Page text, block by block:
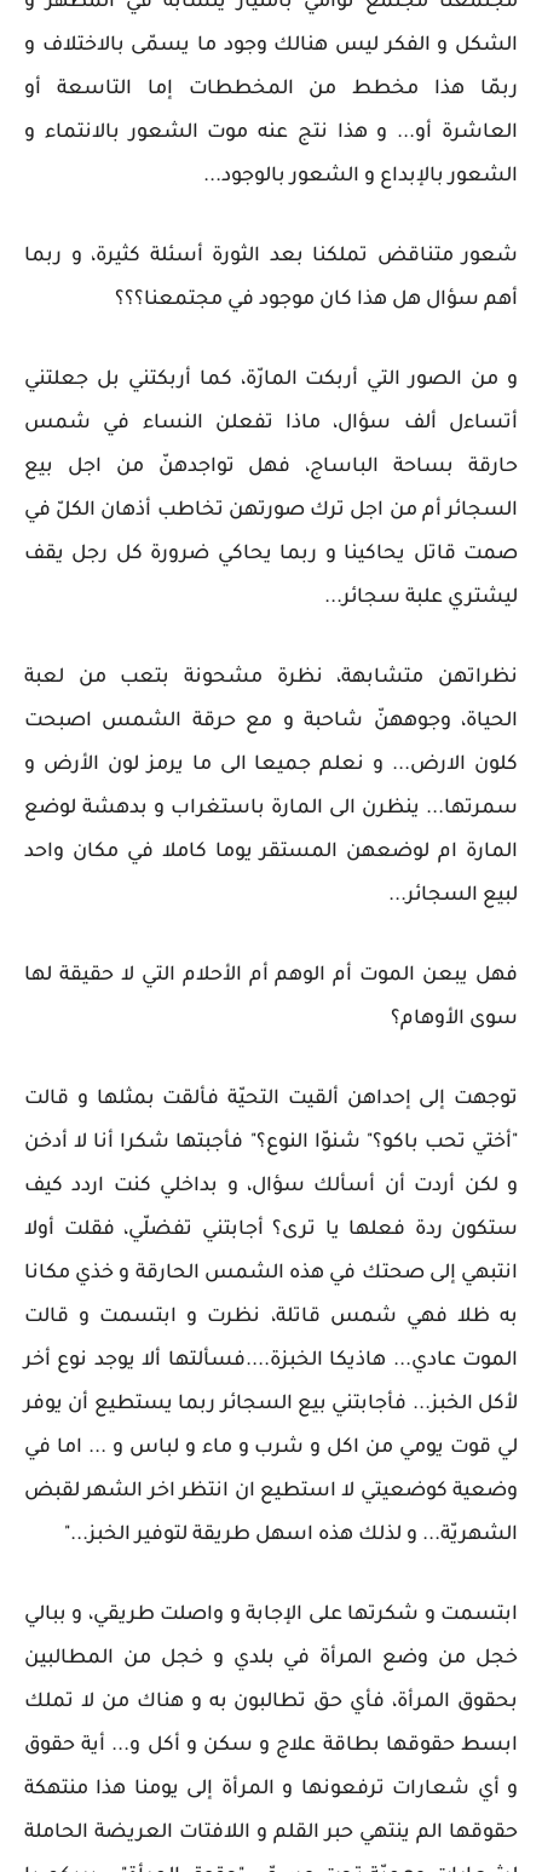
الشكل و الفكر ليس هنالك وجود ما يسمّى بالاختلاف و
ربمّا هذا مخطط من المخططات إما التاسعة أو
العاشرة أو... و هذا نتج عنه موت الشعور بالانتماء و
الشعور بالإبداع و الشعور بالوجود...
شعور متناقض تملكنا بعد الثورة أسئلة كثيرة، و ربما
أهم سؤال هل هذا كان موجود في مجتمعنا؟؟؟
و من الصور التي أربكت المارّة، كما أربكتني بل جعلتني
أتساءل ألف سؤال، ماذا تفعلن النساء في شمس
حارقة بساحة الباساج، فهل تواجدهنّ من اجل بيع
السجائر أم من اجل ترك صورتهن تخاطب أذهان الكلّ في
صمت قاتل يحاكينا و ربما يحاكي ضرورة كل رجل يقف
ليشتري علبة سجائر...
نظراتهن متشابهة، نظرة مشحونة بتعب من لعبة
الحياة، وجوههنّ شاحبة و مع حرقة الشمس اصبحت
كلون الارض... و نعلم جميعا الى ما يرمز لون الأرض و
سمرتها... ينظرن الى المارة باستغراب و بدهشة لوضع
المارة ام لوضعهن المستقر يوما كاملا في مكان واحد
لبيع السجائر...
فهل يبعن الموت أم الوهم أم الأحلام التي لا حقيقة لها
سوى الأوهام؟
توجهت إلى إحداهن ألقيت التحيّة فألقت بمثلها و قالت
"أختي تحب باكو؟" شنوّا النوع؟" فأجبتها شكرا أنا لا أدخن
و لكن أردت أن أسألك سؤال، و بداخلي كنت اردد كيف
ستكون ردة فعلها يا ترى؟ أجابتني تفضلّي، فقلت أولا
انتبهي إلى صحتك في هذه الشمس الحارقة و خذي مكانا
به ظلا فهي شمس قاتلة، نظرت و ابتسمت و قالت
الموت عادي... هاذيكا الخبزة....فسألتها ألا يوجد نوع أخر
لأكل الخبز... فأجابتني بيع السجائر ربما يستطيع أن يوفر
لي قوت يومي من اكل و شرب و ماء و لباس و ... اما في
وضعية كوضعيتي لا استطيع ان انتظر اخر الشهر لقبض
الشهريّة... و لذلك هذه اسهل طريقة لتوفير الخبز..."
ابتسمت و شكرتها على الإجابة و واصلت طريقي، و ببالي
خجل من وضع المرأة في بلدي و خجل من المطالبين
بحقوق المرأة، فأي حق تطالبون به و هناك من لا تملك
ابسط حقوقها بطاقة علاج و سكن و أكل و... أية حقوق
و أي شعارات ترفعونها و المرأة إلى يومنا هذا منتهكة
حقوقها الم ينتهي حبر القلم و اللافتات العريضة الحاملة